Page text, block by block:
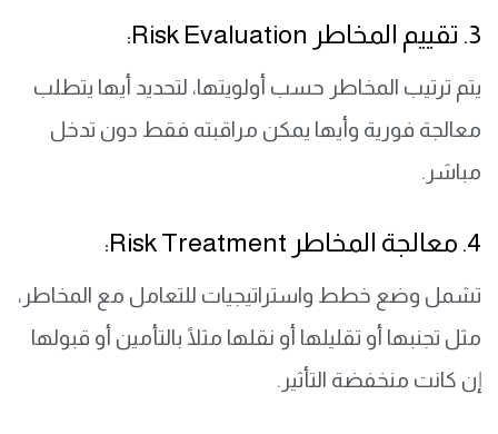
3. تقييم المخاطر Risk Evaluation:
يتم ترتيب المخاطر حسب أولويتها، لتحديد أيها يتطلب
معالجة فورية وأيها يمكن مراقبته فقط دون تدخل
مباشر.
4. معالجة المخاطر Risk Treatment:
تشمل وضع خطط واستراتيجيات للتعامل مع المخاطر،
مثل تجنبها أو تقليلها أو نقلها مثلًا بالتأمين أو قبولها
إن كانت منخفضة التأثير.